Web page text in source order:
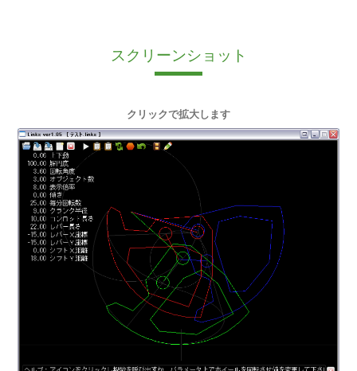
スクリーンショット
クリックで拡大します